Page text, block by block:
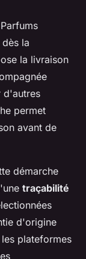
dès la
la livraison
d'autres
permet
avant de
démarche
traçabilité
d'origine
plateformes